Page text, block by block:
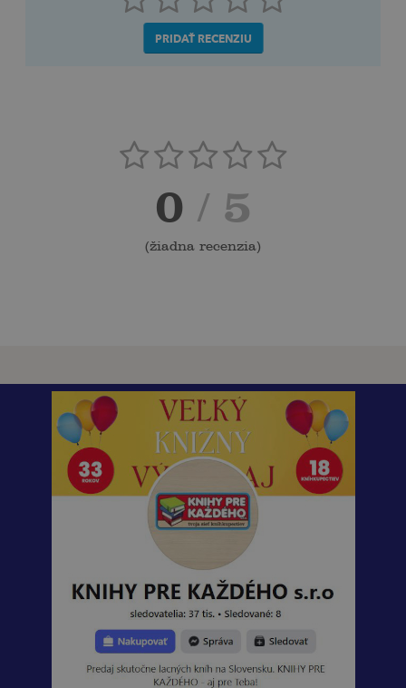
PRIDAŤ RECENZIU
0 / 5
(žiadna recenzia)